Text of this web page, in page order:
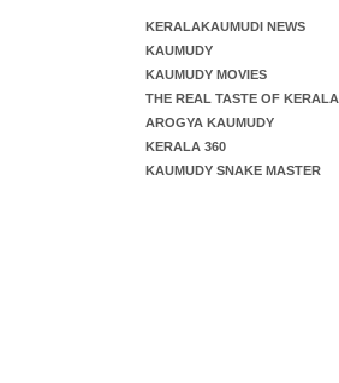
KERALAKAUMUDI NEWS
KAUMUDY
KAUMUDY MOVIES
THE REAL TASTE OF KERALA
AROGYA KAUMUDY
KERALA 360
KAUMUDY SNAKE MASTER